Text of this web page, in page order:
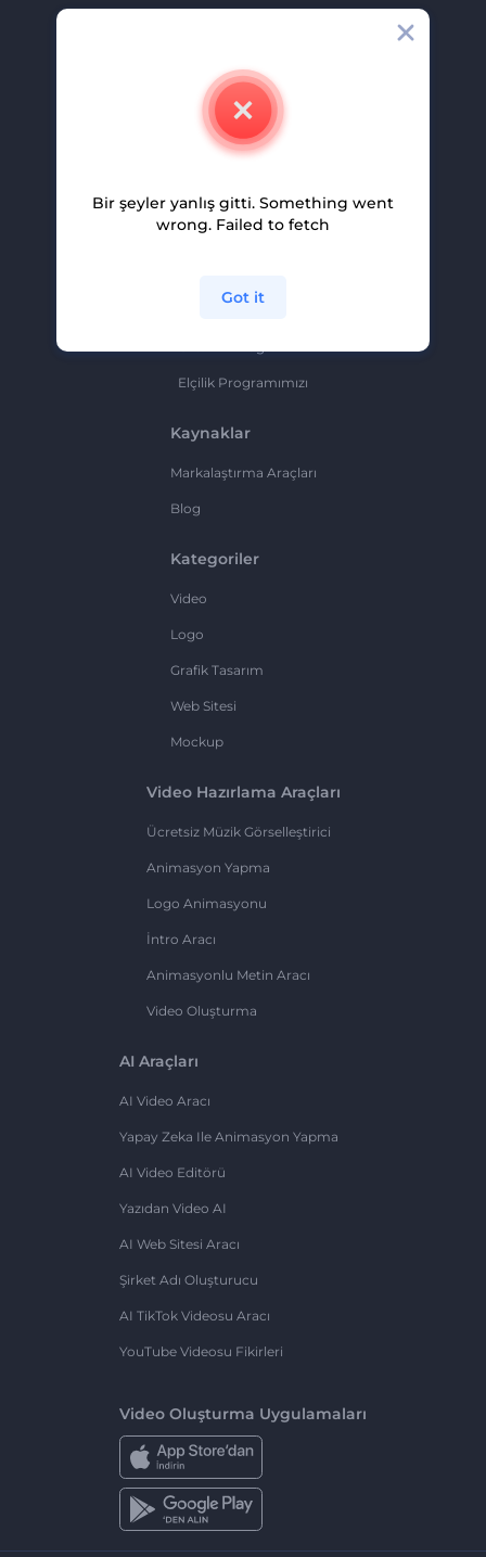
İletişim
Kariyer
Ortaklık Programı
Elçilik Programımızı
Kaynaklar
Markalaştırma Araçları
Blog
Kategoriler
Video
Logo
Grafik Tasarım
Web Sitesi
Mockup
Video Hazırlama Araçları
Ücretsiz Müzik Görselleştirici
Animasyon Yapma
Logo Animasyonu
İntro Aracı
Animasyonlu Metin Aracı
Video Oluşturma
AI Araçları
AI Video Aracı
Yapay Zeka Ile Animasyon Yapma
AI Video Editörü
Yazıdan Video AI
AI Web Sitesi Aracı
Şirket Adı Oluşturucu
AI TikTok Videosu Aracı
YouTube Videosu Fikirleri
Video Oluşturma Uygulamaları
Bir şeyler yanlış gitti. Something went
wrong. Failed to fetch
Got it